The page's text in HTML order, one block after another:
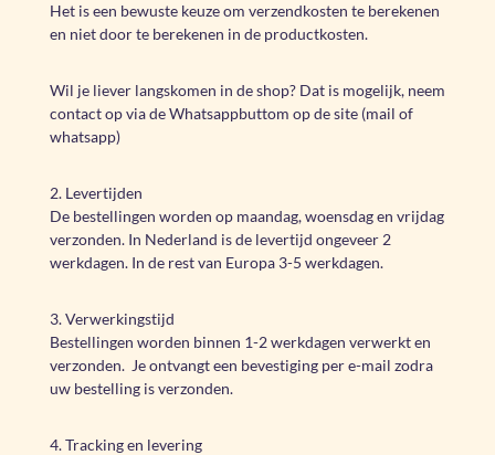
Het is een bewuste keuze om verzendkosten te berekenen
en niet door te berekenen in de productkosten.
Wil je liever langskomen in de shop? Dat is mogelijk, neem
contact op via de Whatsappbuttom op de site (mail of
whatsapp)
2. Levertijden
De bestellingen worden op maandag, woensdag en vrijdag
verzonden. In Nederland is de levertijd ongeveer 2
werkdagen. In de rest van Europa 3-5 werkdagen.
3. Verwerkingstijd
Bestellingen worden binnen 1-2 werkdagen verwerkt en
verzonden. Je ontvangt een bevestiging per e-mail zodra
uw bestelling is verzonden.
4. Tracking en levering